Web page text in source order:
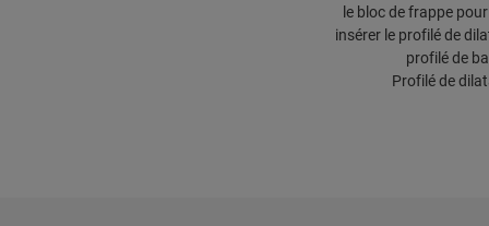
le bloc de frappe
insérer le profilé de
profilé de
Profilé de